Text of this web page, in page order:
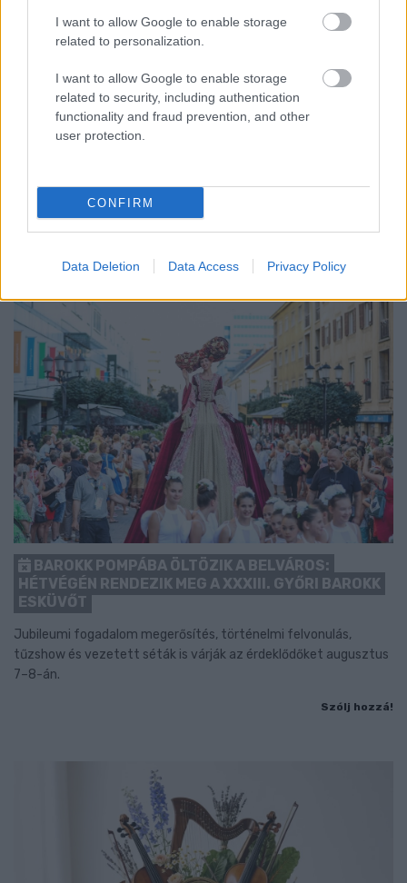
I want to allow Google to enable storage
related to personalization.
I want to allow Google to enable storage
related to security, including authentication
functionality and fraud prevention, and other
user protection.
CONFIRM
Data Deletion Data Access Privacy Policy
ENERGIATAKARÉKOSSÁG: KORÁBBAN KEZDŐDIK
A GYŐRI AUDI ETO KC PÉNTEKI FELKÉSZÜLÉSI
MÉRKŐZÉSE
előrébb hozták a Brest Bretagne Handball elleni találkozó
1 hozzászólás
BAROKK POMPÁBA ÖLTÖZIK A BELVÁROS:
HÉTVÉGÉN RENDEZIK MEG A XXXIII. GYŐRI BAROKK
ESKÜVŐT
Jubileumi fogadalom megerősítés, történelmi felvonulás,
tűzshow és vezetett séták is várják az érdeklődőket augusztus
7–8-án.
Szólj hozzá!